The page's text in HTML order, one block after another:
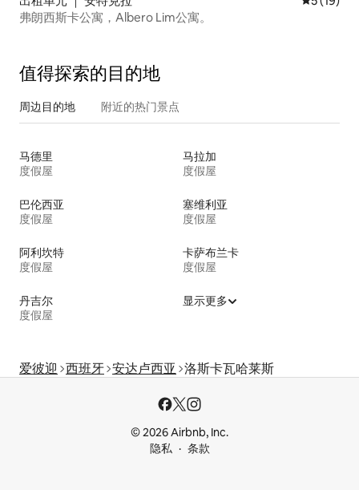
弗朗西斯卡公寓，Albero Lim公寓。
值得探索的目的地
周边目的地 附近的热门景点
马德里
度假屋
马拉加
度假屋
巴伦西亚
度假屋
塞维利亚
度假屋
阿利坎特
度假屋
卡萨布兰卡
度假屋
丹吉尔
度假屋
显示更多
爱彼迎 西班牙 安达卢西亚 洛斯卡瓦哈莱斯
© 2026 Airbnb, Inc.
隐私
条款